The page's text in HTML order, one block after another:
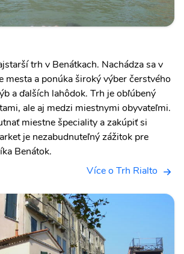
trh v Benátkach. Nachádza sa v
mesta a ponúka široký výber čerstvého
a ďalších lahôdok. Trh je obľúbený
ale aj medzi miestnymi obyvateľmi.
miestne špeciality a zakúpiť si
je nezabudnuteľný zážitok pre
Benátok.
Více o Trh Rialto